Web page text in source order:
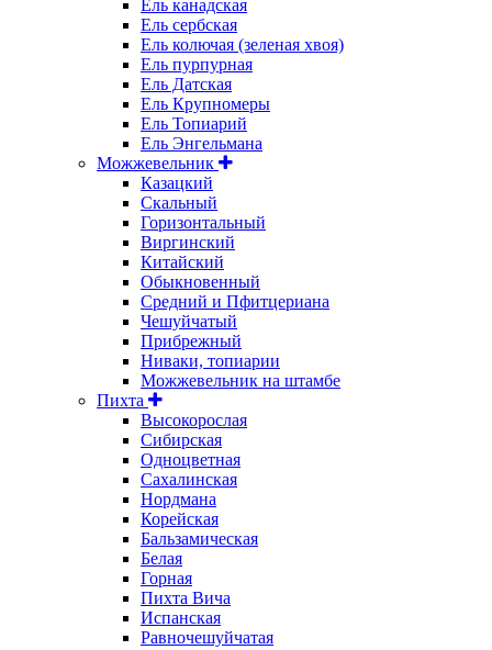
Ель канадская
Ель сербская
Ель колючая (зеленая хвоя)
Ель пурпурная
Ель Датская
Ель Крупномеры
Ель Топиарий
Ель Энгельмана
Можжевельник
Казацкий
Скальный
Горизонтальный
Виргинский
Китайский
Обыкновенный
Средний и Пфитцериана
Чешуйчатый
Прибрежный
Ниваки, топиарии
Можжевельник на штамбе
Пихта
Высокорослая
Сибирская
Одноцветная
Сахалинская
Нордмана
Корейская
Бальзамическая
Белая
Горная
Пихта Вича
Испанская
Равночешуйчатая